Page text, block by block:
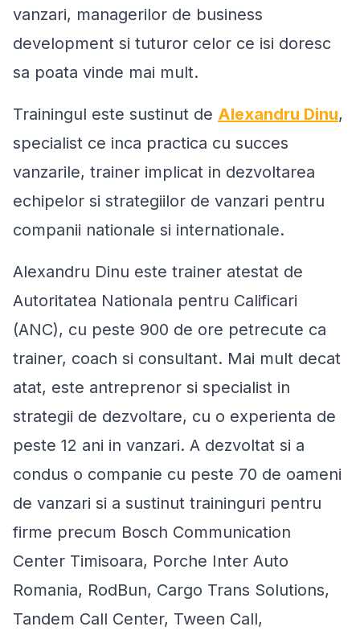
vanzari, managerilor de business
development si tuturor celor ce isi doresc
sa poata vinde mai mult.
Trainingul este sustinut de Alexandru Dinu,
specialist ce inca practica cu succes
vanzarile, trainer implicat in dezvoltarea
echipelor si strategiilor de vanzari pentru
companii nationale si internationale.
Alexandru Dinu este trainer atestat de
Autoritatea Nationala pentru Calificari
(ANC), cu peste 900 de ore petrecute ca
trainer, coach si consultant. Mai mult decat
atat, este antreprenor si specialist in
strategii de dezvoltare, cu o experienta de
peste 12 ani in vanzari. A dezvoltat si a
condus o companie cu peste 70 de oameni
de vanzari si a sustinut traininguri pentru
firme precum Bosch Communication
Center Timisoara, Porche Inter Auto
Romania, RodBun, Cargo Trans Solutions,
Tandem Call Center, Tween Call,